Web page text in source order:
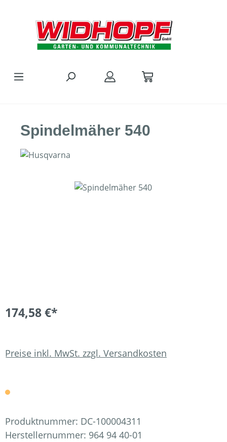
Spindelmäher 540
Bildergalerie überspringen
174,58 €*
Preise inkl. MwSt. zzgl. Versandkosten
Produktnummer: DC-100004311
Herstellernummer: 964 94 40-01